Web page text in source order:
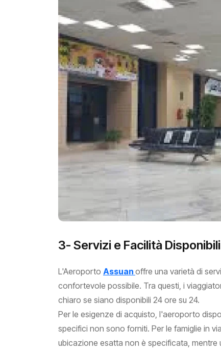
3- Servizi e Facilità Disponibili
L'Aeroporto Assuan offre una varietà di
confortevole possibile. Tra questi, i
chiaro se siano disponibili 24 ore su 24.
Per le esigenze di acquisto, l'aeroporto
specifici non sono forniti. Per le famiglie in
ubicazione esatta non è specificata,